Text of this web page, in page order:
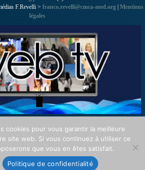
F.Revelli > franco.revelli@cmca-med.org | Mentions
légales
cookies pour vous garantir la meilleure
site web. Si vous continuez à utiliser ce
que vous en êtes satisfait.
Politique de confidentialité